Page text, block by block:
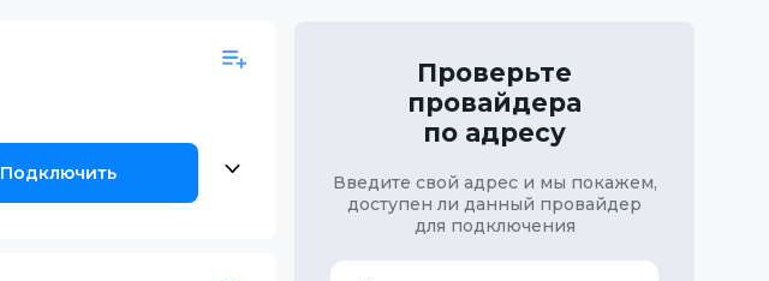
Подключить
Проверьте
провайдера
по адресу
Введите свой адрес и мы покажем,
доступен ли данный провайдер
для подключения